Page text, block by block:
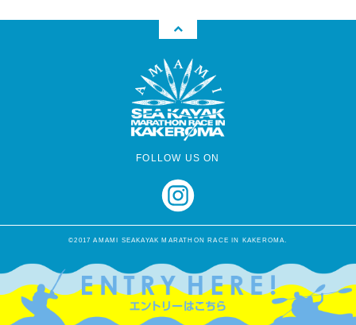
FOLLOW US ON
©2017 AMAMI SEAKAYAK MARATHON RACE IN KAKEROMA.